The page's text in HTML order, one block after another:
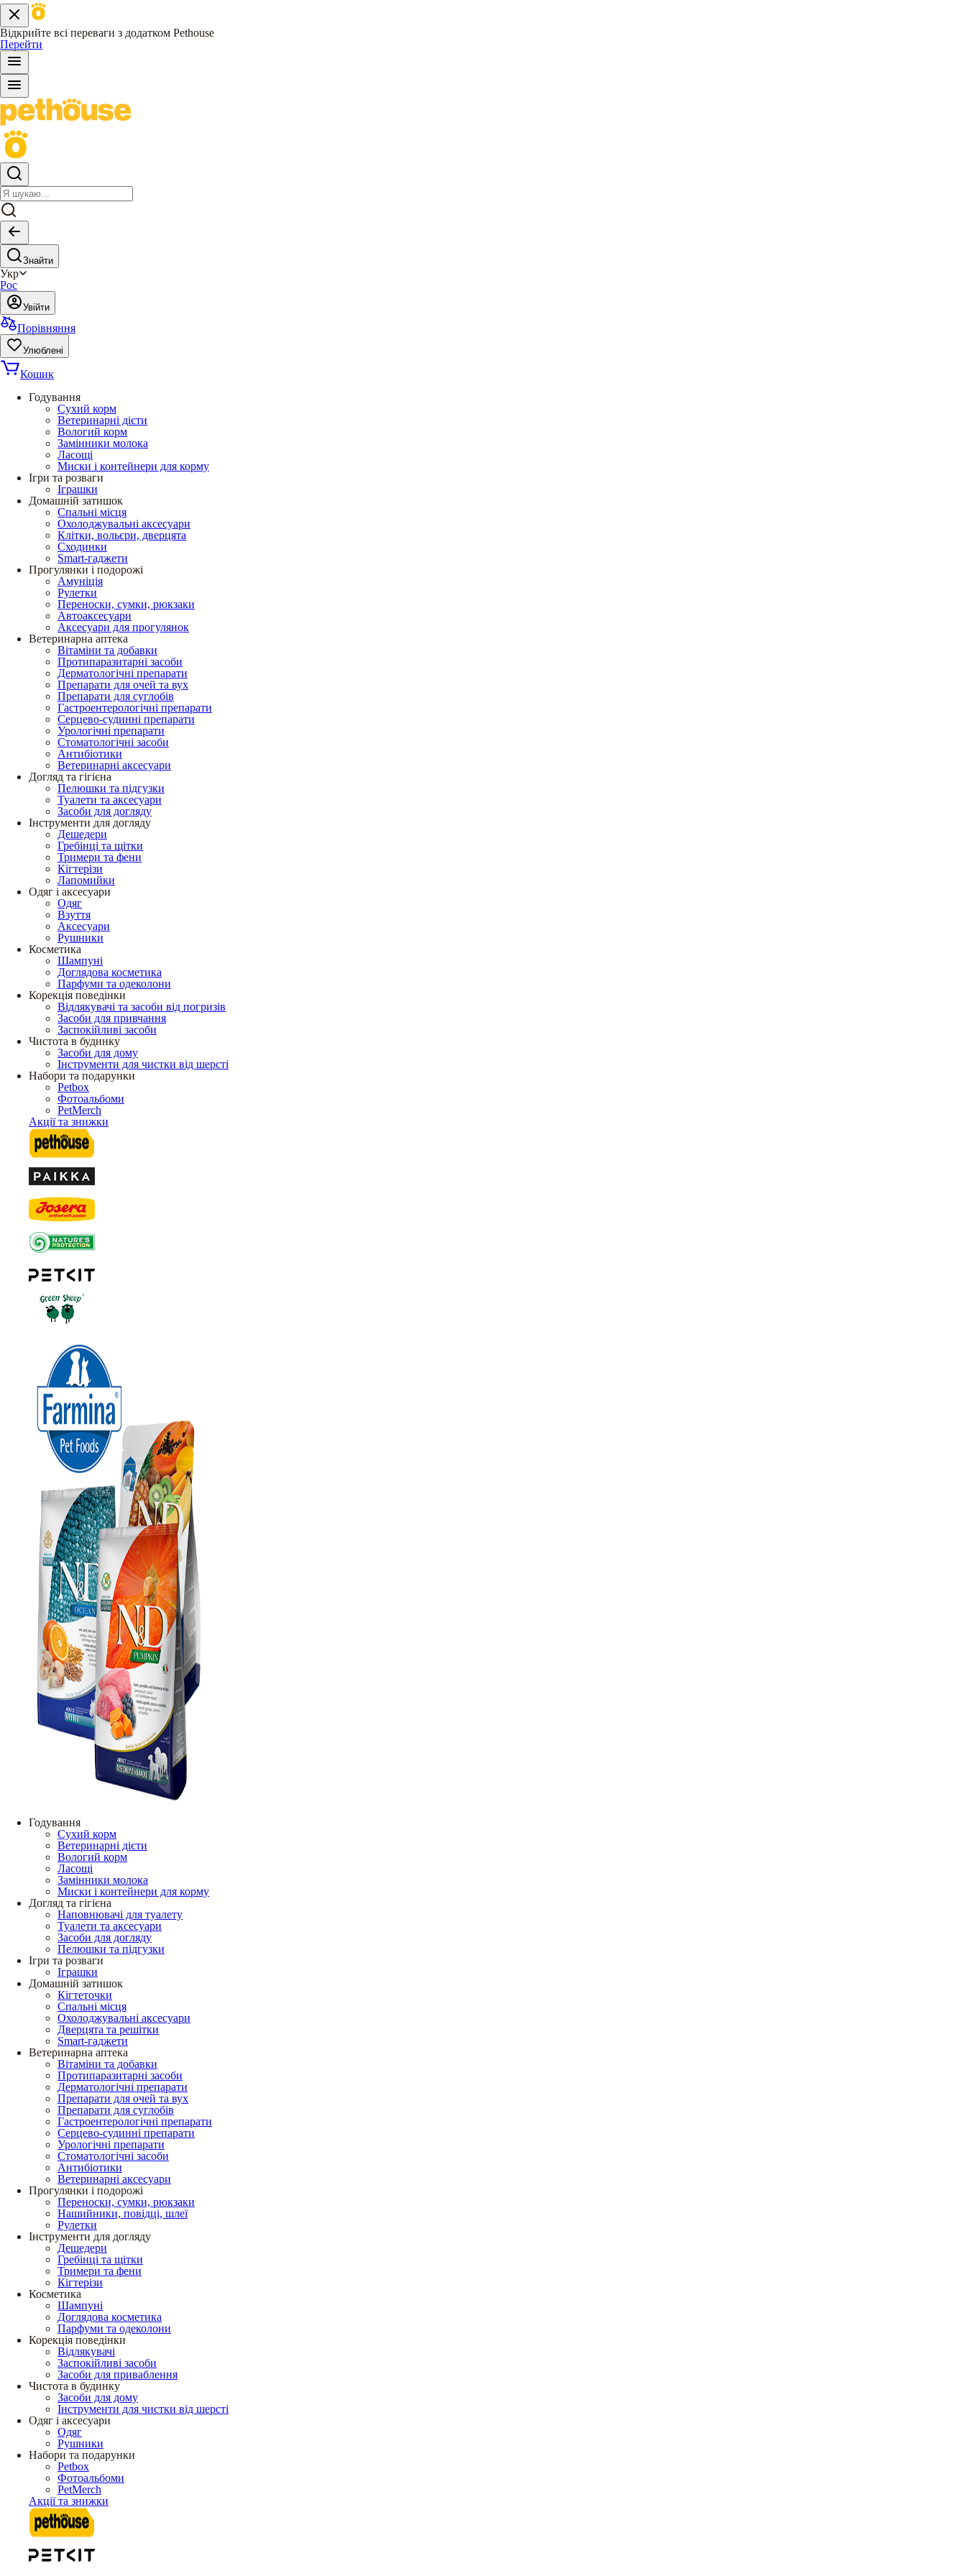
Відкрийте всі переваги з додатком Pethouse
Перейти
Знайти
Укр
Рос
Увійти
Порівняння
Улюблені
Кошик
Годування
Сухий корм
Ветеринарні дієти
Вологий корм
Замінники молока
Ласощі
Миски і контейнери для корму
Ігри та розваги
Іграшки
Домашній затишок
Спальні місця
Охолоджувальні аксесуари
Клітки, вольєри, дверцята
Сходинки
Smart-гаджети
Прогулянки і подорожі
Амуніція
Рулетки
Переноски, сумки, рюкзаки
Автоаксесуари
Аксесуари для прогулянок
Ветеринарна аптека
Вітаміни та добавки
Протипаразитарні засоби
Дерматологічні препарати
Препарати для очей та вух
Препарати для суглобів
Гастроентерологічні препарати
Серцево-судинні препарати
Урологічні препарати
Стоматологічні засоби
Антибіотики
Ветеринарні аксесуари
Догляд та гігієна
Пелюшки та підгузки
Туалети та аксесуари
Засоби для догляду
Інструменти для догляду
Дешедери
Гребінці та щітки
Тримери та фени
Кігтерізи
Лапомийки
Одяг і аксесуари
Одяг
Взуття
Аксесуари
Рушники
Косметика
Шампуні
Доглядова косметика
Парфуми та одеколони
Корекція поведінки
Відлякувачі та засоби від погризів
Засоби для привчання
Заспокійливі засоби
Чистота в будинку
Засоби для дому
Інструменти для чистки від шерсті
Набори та подарунки
Petbox
Фотоальбоми
PetMerch
Акції та знижки
Годування
Сухий корм
Ветеринарні дієти
Вологий корм
Ласощі
Замінники молока
Миски і контейнери для корму
Догляд та гігієна
Наповнювачі для туалету
Туалети та аксесуари
Засоби для догляду
Пелюшки та підгузки
Ігри та розваги
Іграшки
Домашній затишок
Кігтеточки
Спальні місця
Охолоджувальні аксесуари
Дверцята та решітки
Smart-гаджети
Ветеринарна аптека
Вітаміни та добавки
Протипаразитарні засоби
Дерматологічні препарати
Препарати для очей та вух
Препарати для суглобів
Гастроентерологічні препарати
Серцево-судинні препарати
Урологічні препарати
Стоматологічні засоби
Антибіотики
Ветеринарні аксесуари
Прогулянки і подорожі
Переноски, сумки, рюкзаки
Нашийники, повідці, шлеї
Рулетки
Інструменти для догляду
Дешедери
Гребінці та щітки
Тримери та фени
Кігтерізи
Косметика
Шампуні
Доглядова косметика
Парфуми та одеколони
Корекція поведінки
Відлякувачі
Заспокійливі засоби
Засоби для приваблення
Чистота в будинку
Засоби для дому
Інструменти для чистки від шерсті
Одяг і аксесуари
Одяг
Рушники
Набори та подарунки
Petbox
Фотоальбоми
PetMerch
Акції та знижки